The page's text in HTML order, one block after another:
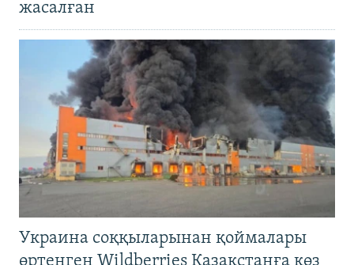
жасалған
Украина соққыларынан қоймалары
өртенген Wildberries Қазақстанға көз